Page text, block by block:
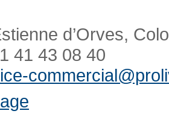
d’Orves,
41 43 08 40